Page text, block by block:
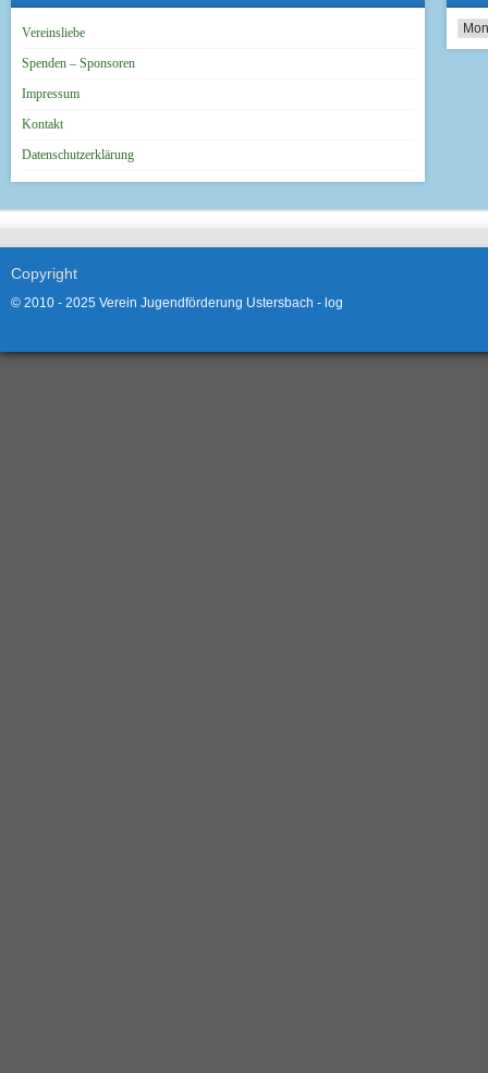
Vereinsliebe
Spenden – Sponsoren
Impressum
Kontakt
Datenschutzerklärung
Copyright
© 2010 - 2025 Verein Jugendförderung Ustersbach - log